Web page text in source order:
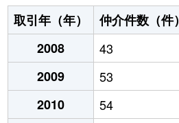
取引年（年）
仲介件数（件）
2008
43
2009
53
2010
54